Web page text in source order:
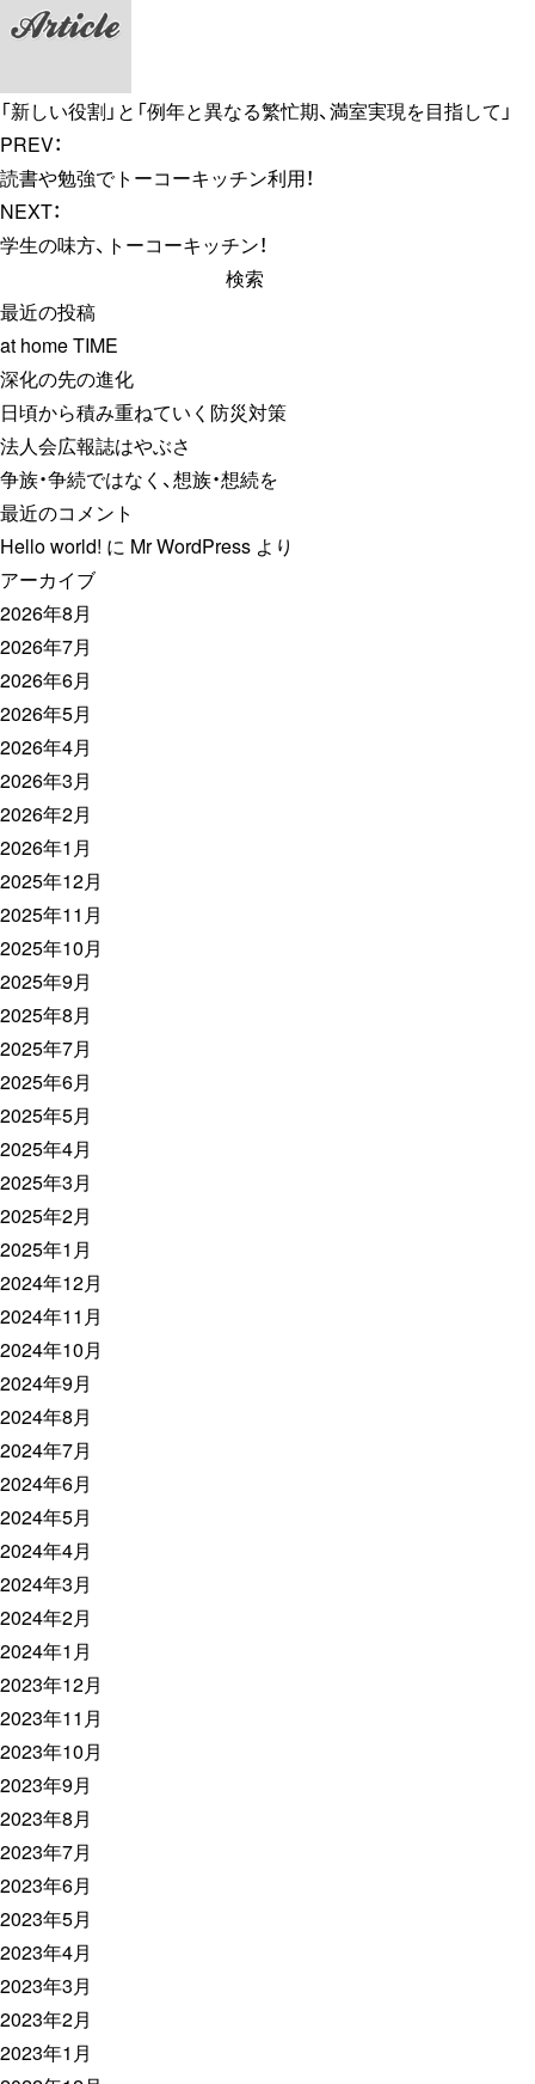
「新しい役割」と「例年と異なる繁忙期、満室実現を目指して」
PREV：
読書や勉強でトーコーキッチン利用！
NEXT：
学生の味方、トーコーキッチン！
索:
最近の投稿
at home TIME
深化の先の進化
日頃から積み重ねていく防災対策
法人会広報誌はやぶさ
争族・争続ではなく、想族・想続を
最近のコメント
Hello world! に Mr WordPress より
アーカイブ
2026年8月
2026年7月
2026年6月
2026年5月
2026年4月
2026年3月
2026年2月
2026年1月
2025年12月
2025年11月
2025年10月
2025年9月
2025年8月
2025年7月
2025年6月
2025年5月
2025年4月
2025年3月
2025年2月
2025年1月
2024年12月
2024年11月
2024年10月
2024年9月
2024年8月
2024年7月
2024年6月
2024年5月
2024年4月
2024年3月
2024年2月
2024年1月
2023年12月
2023年11月
2023年10月
2023年9月
2023年8月
2023年7月
2023年6月
2023年5月
2023年4月
2023年3月
2023年2月
2023年1月